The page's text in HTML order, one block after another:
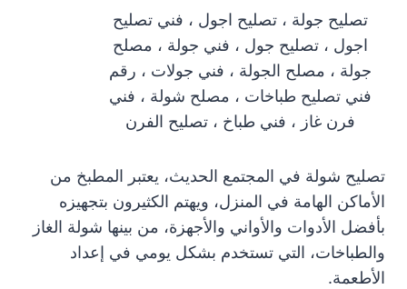
تصليح جولة ، تصليح اجول ، فني تصليح
اجول ، تصليح جول ، فني جولة ، مصلح
جولة ، مصلح الجولة ، فني جولات ، رقم
فني تصليح طباخات ، مصلح شولة ، فني
فرن غاز ، فني طباخ ، تصليح الفرن
تصليح شولة في المجتمع الحديث، يعتبر المطبخ من
الأماكن الهامة في المنزل، ويهتم الكثيرون بتجهيزه
بأفضل الأدوات والأواني والأجهزة، من بينها شولة الغاز
والطباخات، التي تستخدم بشكل يومي في إعداد
الأطعمة.